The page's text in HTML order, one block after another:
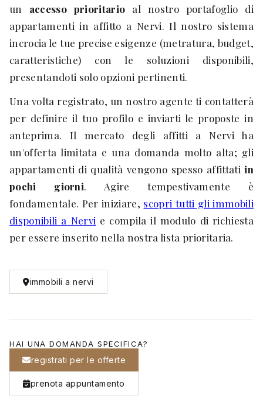
un accesso prioritario al nostro portafoglio di
appartamenti in affitto a Nervi. Il nostro sistema
incrocia le tue precise esigenze (metratura, budget,
caratteristiche) con le soluzioni disponibili,
presentandoti solo opzioni pertinenti.
Una volta registrato, un nostro agente ti contatterà
per definire il tuo profilo e inviarti le proposte in
anteprima. Il mercato degli affitti a Nervi ha
un'offerta limitata e una domanda molto alta; gli
appartamenti di qualità vengono spesso affittatiin
pochi giorni. Agire tempestivamente è
fondamentale. Per iniziare, scopri tutti gli immobili
disponibili a Nervi e compila il modulo di richiesta
per essere inserito nella nostra lista prioritaria.
immobili a nervi
HAI UNA DOMANDA SPECIFICA?
registrati per le offerte
prenota appuntamento